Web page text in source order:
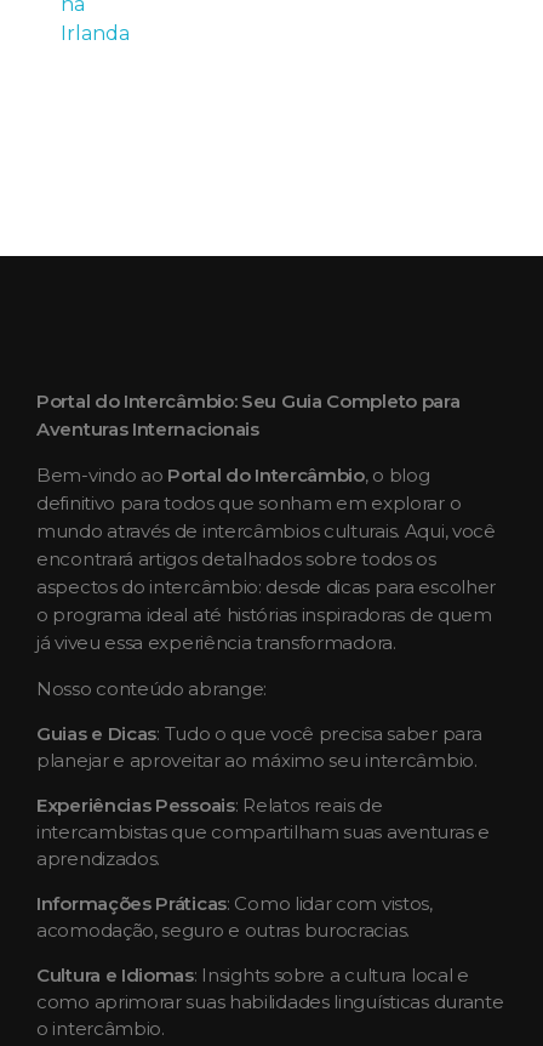
Portal do Intercâmbio: Seu Guia Completo para
Aventuras Internacionais
Bem-vindo ao Portal do Intercâmbio, o blog
definitivo para todos que sonham em explorar o
mundo através de intercâmbios culturais. Aqui, você
encontrará artigos detalhados sobre todos os
aspectos do intercâmbio: desde dicas para escolher
o programa ideal até histórias inspiradoras de quem
já viveu essa experiência transformadora.
Nosso conteúdo abrange:
Guias e Dicas: Tudo o que você precisa saber para
planejar e aproveitar ao máximo seu intercâmbio.
Experiências Pessoais: Relatos reais de
intercambistas que compartilham suas aventuras e
aprendizados.
Informações Práticas: Como lidar com vistos,
acomodação, seguro e outras burocracias.
Cultura e Idiomas: Insights sobre a cultura local e
como aprimorar suas habilidades linguísticas durante
o intercâmbio.